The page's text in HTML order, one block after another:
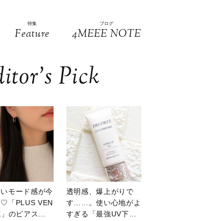
特集
Feature
ブログ
4MEEE NOTE
Pick
モード感が今
「PLUS VEN
のピアスが
透明感、爆上がりで
す……。使い心地がよ
すぎる「最強UV下